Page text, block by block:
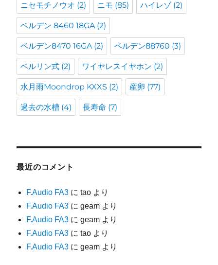
ニセモチノウオ (2) ニモ (85) ハイレゾ(2)
ベルデン 8460 18GA(2)
ベルデン8470 16GA(2) ベルデン88760 (3)
ベルリン式 (2) ワイヤレスイヤホン (2)
水月雨Moondrop KXXS (2) 産卵 (77)
過去の水槽 (4) 長寿命 (7)
最近のコメント
F.Audio FA3 にtao より
F.Audio FA3 にgeam より
F.Audio FA3 にgeam より
F.Audio FA3 にtao より
F.Audio FA3 にgeam より